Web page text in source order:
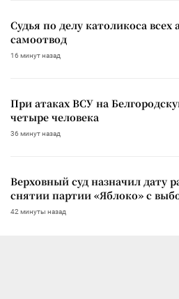
Судья по делу католикоса
самоотвод
16 минут назад
При атаках ВСУ на
четыре человека
36 минут назад
Верховный суд назначил дату
снятии партии «Яблоко» с
42 минуты назад